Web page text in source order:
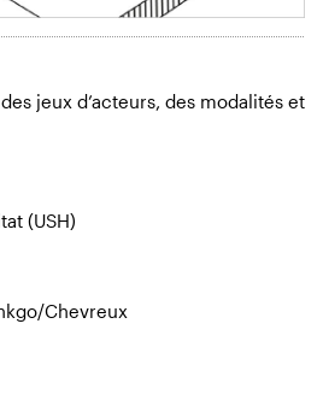
jeux d’acteurs, des modalités et
(USH)
Chevreux